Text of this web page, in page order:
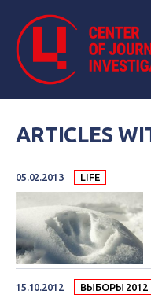
ARTICLES
05.02.2013 LIFE
15.10.2012 ВЫБОРЫ